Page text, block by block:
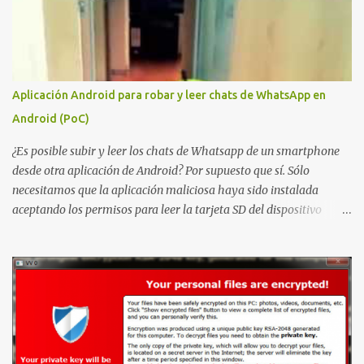
elevación de privilegios que afecta a Microsoft Active Directory
Certificate Services y que, según Microsoft, permite que un usuario
autenticado eleve privilegios a través de la red debido a un
problema de autorización. La vulnerabilidad ha recibido una
puntuación CVSS 8.8 y ya dispone de un Proof of Concept público.
Lo interesante de Certighost no es únicamente la vulnerabilidad,
sino el objetivo final. Mientras muchos ataques contra AD CS
buscan obtener un certificado válido para ...
Aplicación Android para robar y leer chats de WhatsApp en
Android (PoC)
¿Es posible subir y leer los chats de Whatsapp de un smartphone
desde otra aplicación de Android? Por supuesto que sí. Sólo
necesitamos que la aplicación maliciosa haya sido instalada
aceptando los permisos para leer la tarjeta SD del dispositivo
montar nuestro propio Whatsapp Stealer y ahora Bas Bosschert
ha publicado una PoC con unas pocas modificaciones. Para
empezar con la prueba de concepto ( y ojo que digo PoC que nos
conocemos ;) ) tenemos que publicar en nuestro webserver un php
para subir las bases de datos de Whatsapp: <?php // Upload script